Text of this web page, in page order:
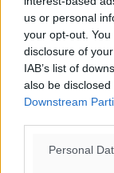
us or personal
your opt-out.
disclosure of
IAB’s list of
also be
Downstream
Personal
πληρότητας
Ανάμεικτα
Κλεάνθη η ήττα
την 24η
κατηγορίας